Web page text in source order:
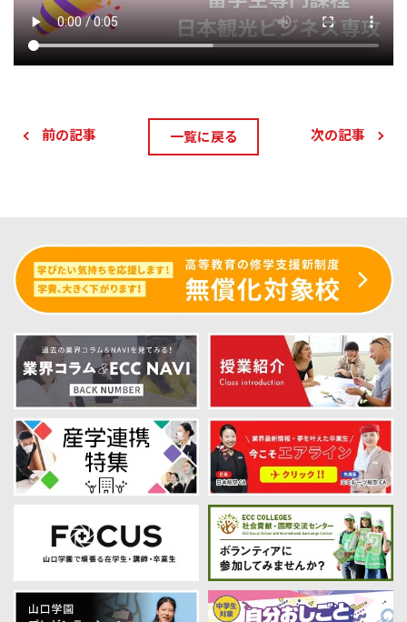
前の記事 一覧に戻る 次の記事